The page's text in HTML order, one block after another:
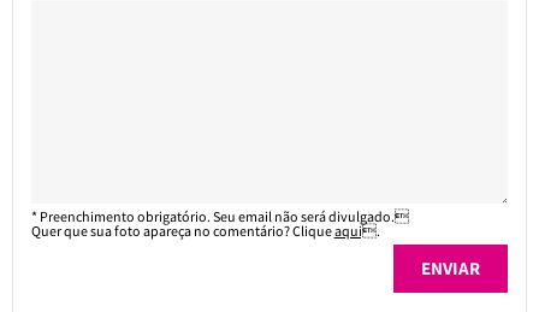
* Preenchimento obrigatório. Seu email não será divulgado.
Quer que sua foto apareça no comentário? Cliqueaqui.